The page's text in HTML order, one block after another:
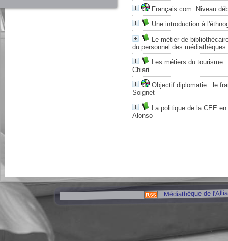
Français.com. Niveau
Une introduction à
Le métier de
du personnel des médiathèques
Les métiers du tourisme
Chiari
Objectif diplomatie : le
Soignet
La politique de la CEE
Alonso
Médiathèque de